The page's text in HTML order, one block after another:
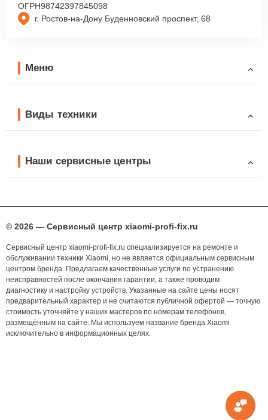
г. Ростов-на-Дону Буденновский проспект, 68
ОГРН98742397845098
Меню
Виды техники
Наши сервисные центры
© 2026 — Сервисный центр xiaomi-profi-fix.ru
Сервисный центр xiaomi-profi-fix.ru специализируется на ремонте и
обслуживании техники Xiaomi, но не является официальным сервисным
центром бренда. Предлагаем качественные услуги по устранению
неисправностей после окончания гарантии, а также проводим
диагностику и настройку устройств. Указанные на сайте цены носят
предварительный характер и не считаются публичной офертой — точную
стоимость уточняйте у наших мастеров по номерам телефонов,
размещённым на сайте. Мы используем название бренда Xiaomi
исключительно в информационных целях.